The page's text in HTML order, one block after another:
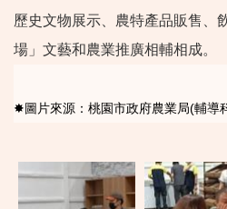
歷史文物展示、農特產品販售、
場」文藝和農業推廣相輔相成。
✸圖片來源：桃園市政府農業局(輔導